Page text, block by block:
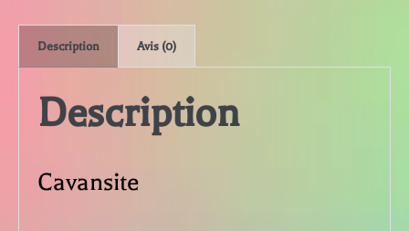
Description Avis (0)
Description
Cavansite